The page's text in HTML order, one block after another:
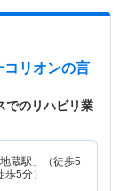
コリオンの言
でのリハビリ業
蔵駅」（徒歩5
5分）